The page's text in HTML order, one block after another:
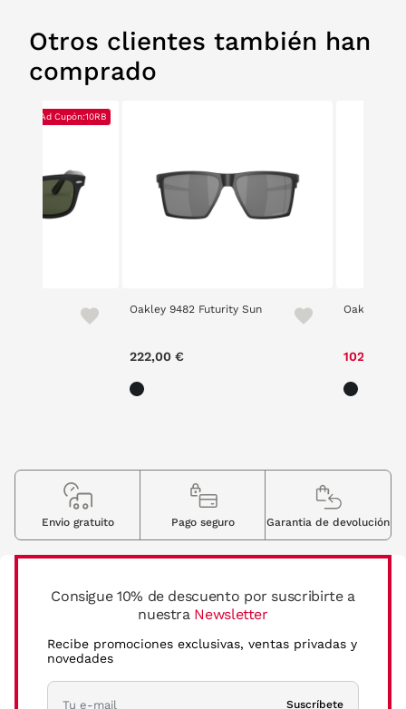
Otros clientes también han
comprado
10% Ad Cupón:10RB
10% Ad Cupón:10RB
Oakley 9482 Futurity Sun
222,00 €
Oakley
102,35 €
Consigue 10% de descuento por suscribirte a
nuestra Newsletter
Recibe promociones exclusivas, ventas privadas y
novedades
Suscríbete
Envio gratuito Pago seguro Garantia de devolución